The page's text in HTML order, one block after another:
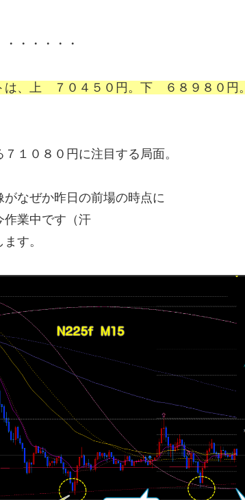
・・・・・
は、上 ７０４５０円。下 ６８９８０円。
１０８０円に注目する局面。
なぜか昨日の前場の時点に
作業中です（汗
す。